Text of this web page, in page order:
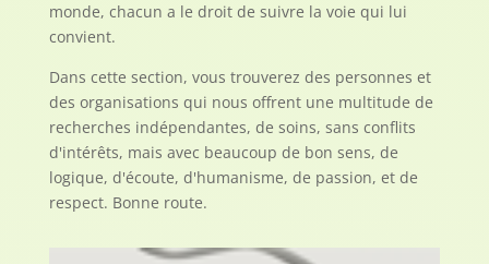
monde, chacun a le droit de suivre la voie qui lui
convient.
Dans cette section, vous trouverez des personnes et
des organisations qui nous offrent une multitude de
recherches indépendantes, de soins, sans conflits
d'intérêts, mais avec beaucoup de bon sens, de
logique, d'écoute, d'humanisme, de passion, et de
respect. Bonne route.